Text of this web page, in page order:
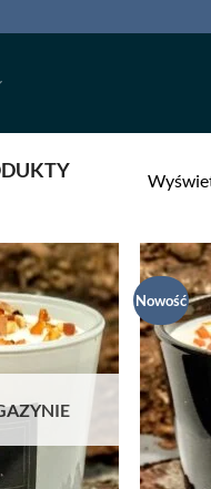
Dodaj
do listy
życzeń
Nowość